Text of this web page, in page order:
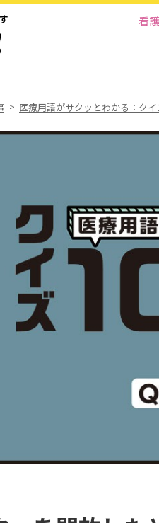
看
医療用語がサクッとわかる：ク